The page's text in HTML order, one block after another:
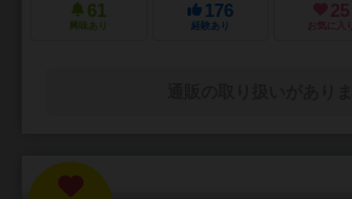
61
興味あり
176
経験あり
25
お気に入り